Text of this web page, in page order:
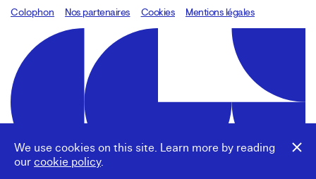
We use cookies on this site. Learn more by reading
our cookie policy.
Colophon
Design:Marcel Kaczmarek, code:8080.studio
Nos partenaires Cookies Mentions légales